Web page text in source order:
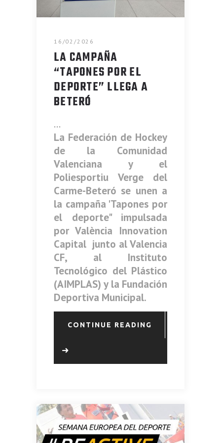
16/02/2026
LA CAMPAÑA
“TAPONES POR EL
DEPORTE” LLEGA A
BETERÓ
La Federación de Hockey
de la Comunidad
Valenciana y el
Poliesportiu Verge del
Carme-Beteró se unen a
la campaña 'Tapones por
el deporte" impulsada
por València Innovation
Capital junto al Valencia
CF, al Instituto
Tecnológico del Plástico
(AIMPLAS) y la Fundación
Deportiva Municipal.
CONTINUE READING